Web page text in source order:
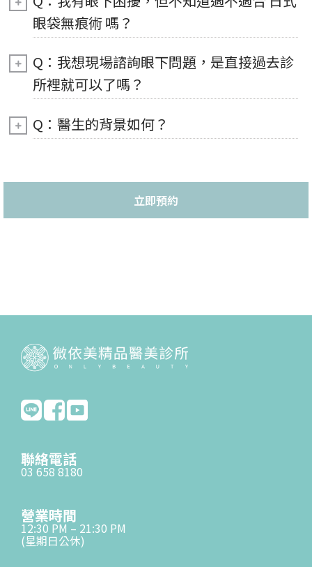
眼袋無痕術 嗎？
Q：我想現場諮詢眼下問題，是直接過去診
所裡就可以了嗎？
Q：醫生的背景如何？
立即預約
聯絡電話
03 658 8180
營業時間
12:30 PM – 21:30 PM
(星期日公休)